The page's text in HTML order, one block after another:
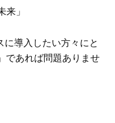
」
導入したい方々にと
であれば問題ありませ